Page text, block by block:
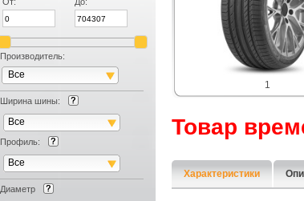
Производитель:
Все
Ширина шины:
Все
Профиль:
Все
Диаметр
1
Товар
Характеристики